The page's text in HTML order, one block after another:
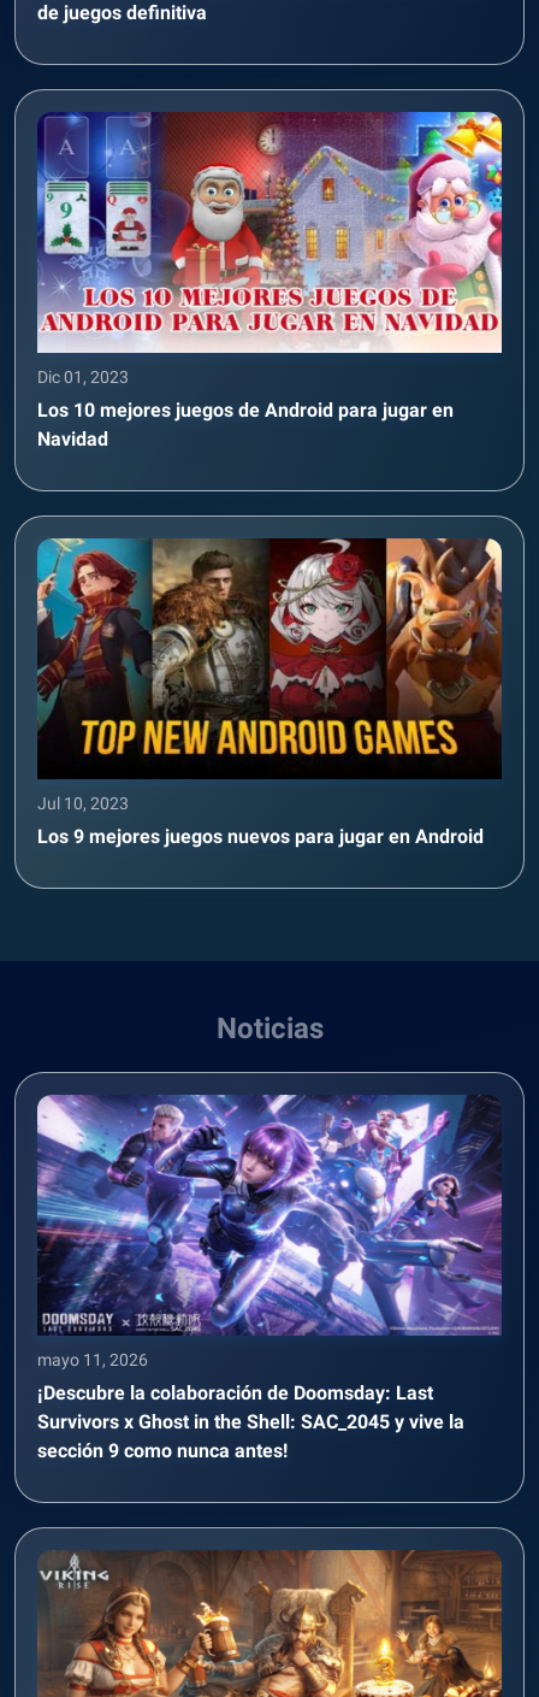
de juegos definitiva
Dic 01, 2023
Los 10 mejores juegos de Android para jugar en
Navidad
Jul 10, 2023
Los 9 mejores juegos nuevos para jugar en Android
Noticias
mayo 11, 2026
¡Descubre la colaboración de Doomsday: Last
Survivors x Ghost in the Shell: SAC_2045 y vive la
sección 9 como nunca antes!